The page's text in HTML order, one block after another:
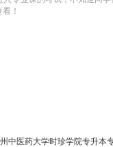
！
中医药大学时珍学院专升本